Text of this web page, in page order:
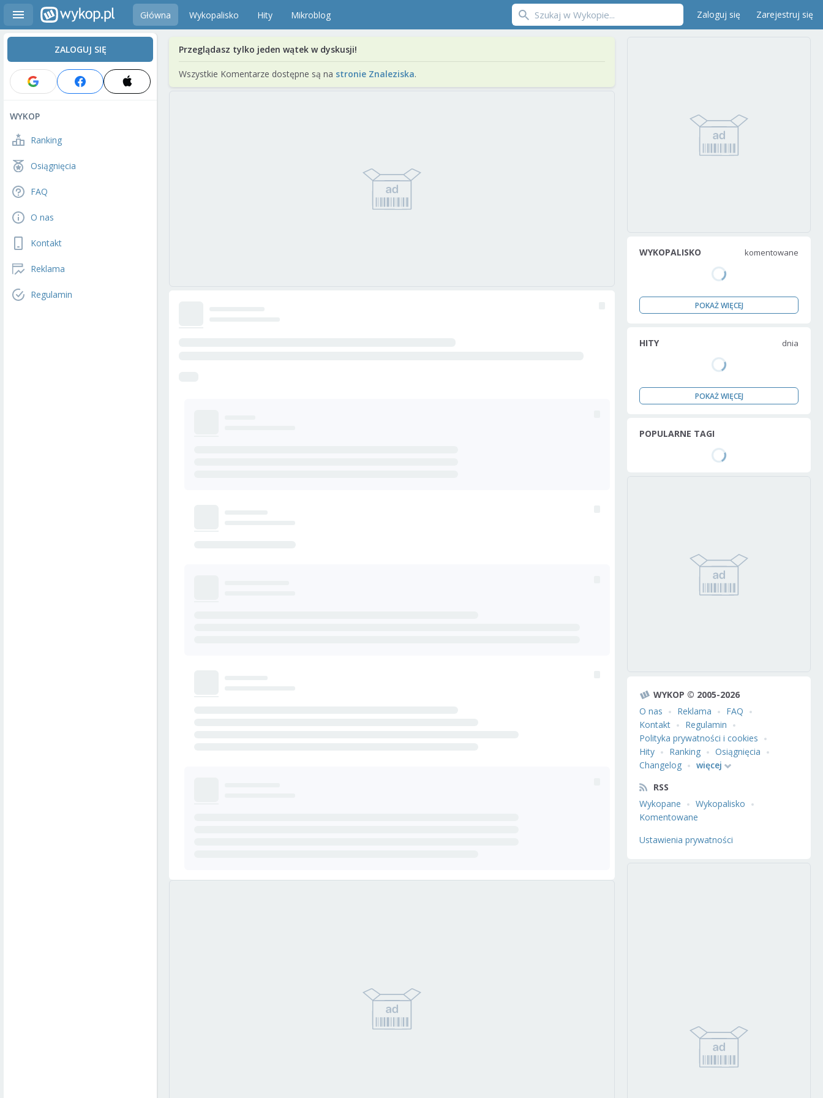
Główna Wykopalisko Hity Mikroblog Zaloguj się Zarejestruj się
ZALOGUJ SIĘ
WYKOP
Ranking
Osiągnięcia
FAQ
O nas
Kontakt
Reklama
Regulamin
Przeglądasz tylko jeden wątek w dyskusji!
Wszystkie Komentarze dostępne są na stronie Znaleziska.
WYKOPALISKO komentowane
POKAŻ WIĘCEJ
HITY dnia
POKAŻ WIĘCEJ
POPULARNE TAGI
WYKOP © 2005-2026
O nas
Reklama
FAQ
Kontakt
Regulamin
Polityka prywatności i cookies
Hity
Ranking
Osiągnięcia
Changelog
więcej
RSS
Wykopane
Wykopalisko
Komentowane
Ustawienia prywatności